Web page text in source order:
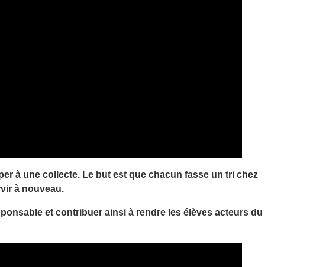
à une collecte. Le but est que chacun fasse un tri chez
à nouveau.
et contribuer ainsi à rendre les élèves acteurs du